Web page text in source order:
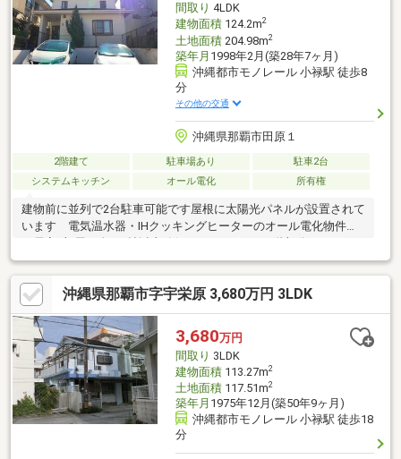
間取り 4LDK
建物面積124.2m2
土地面積204.98m2
築年月 1998年2月(築28年7ヶ月)
沖縄都市モノレール 小禄駅 徒歩8
分
その他の交通
沖縄県那覇市田原１
2階建て 駐車場あり
駐車2台
システムキッチン
オール電化 所有権
建物前に並列で2台駐車可能です屋根に太陽光パネルが設置されて
います 電気温水器・IHクッキングヒーターのオール電化物件で
レ・シャワーブースあり階段下にも収納スペースが設けられてい
ますゆいレール「小禄」駅徒歩8分、「奥武山公園」駅徒歩10
分 2駅利用可能ですイオン那覇ショッピングセンターまで徒歩７
分 毎日のお買い物便利です市立金城小学校徒歩9分、市立金城中
学校徒歩８分 お子様の通学便利です掲載中の室内写真に家具什
器等がある場合、販売価格には含まれていません
沖縄県那覇市字宇栄原 3,680万円 3LDK
3,680万円
間取り 3LDK
建物面積113.27m2
土地面積117.51m2
築年月 1975年12月(築50年9ヶ月)
沖縄都市モノレール 小禄駅 徒歩18
分